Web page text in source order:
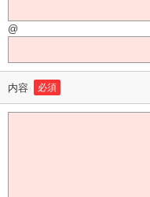
@
内容 必須